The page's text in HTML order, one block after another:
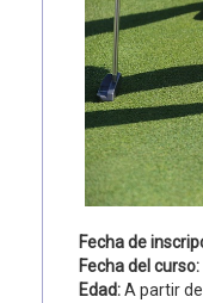
Fecha de
Fecha del curso:
Edad:A partir